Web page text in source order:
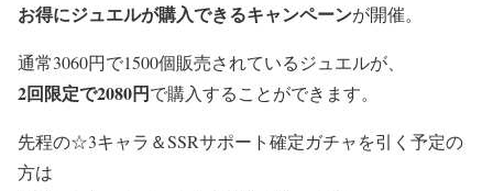
お得にジュエルが購入できるキャンペーンが開催。
通常3060円で1500個販売されているジュエルが、
2回限定で2080円で購入することができます。
先程の☆3キャラ＆SSRサポート確定ガチャを引く予定の
方は